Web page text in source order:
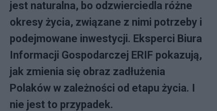
jest naturalna, bo odzwierciedla różne
okresy życia, związane z nimi potrzeby i
podejmowane inwestycji. Eksperci Biura
Informacji Gospodarczej ERIF pokazują,
jak zmienia się obraz zadłużenia
Polaków w zależności od etapu życia. I
nie jest to przypadek.